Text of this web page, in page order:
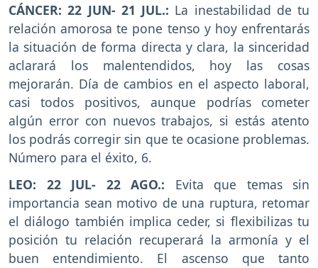
CÁNCER: 22 JUN- 21 JUL.: La inestabilidad de tu
relación amorosa te pone tenso y hoy enfrentarás
la situación de forma directa y clara, la sinceridad
aclarará los malentendidos, hoy las cosas
mejorarán. Día de cambios en el aspecto laboral,
casi todos positivos, aunque podrías cometer
algún error con nuevos trabajos, si estás atento
los podrás corregir sin que te ocasione problemas.
Número para el éxito, 6.
LEO: 22 JUL- 22 AGO.: Evita que temas sin
importancia sean motivo de una ruptura, retomar
el diálogo también implica ceder, si flexibilizas tu
posición tu relación recuperará la armonía y el
buen entendimiento. El ascenso que tanto